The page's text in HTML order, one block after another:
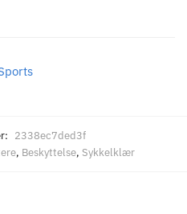
2338ec7ded3f
, Beskyttelse, Sykkelklær